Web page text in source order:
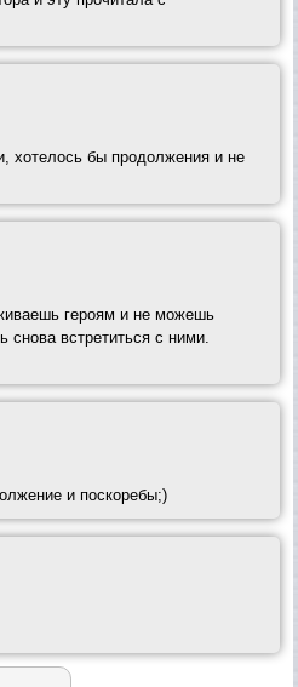
хотелось бы продолжения и не
героям и не можешь
снова встретиться с ними.
и поскоребы;)